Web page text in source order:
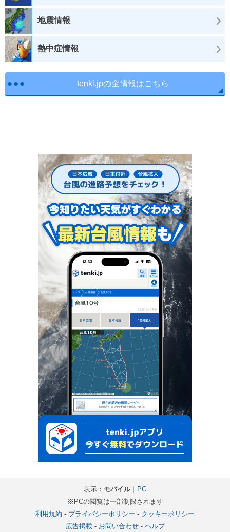
地震情報
熱中症情報
tenki.jpの全情報はこちら
表示： モバイル｜ PC
※PCの閲覧は一部制限されます
利用規約 - プライバシーポリシー - クッキーポリシー
広告掲載- お問い合わせ- ヘルプ